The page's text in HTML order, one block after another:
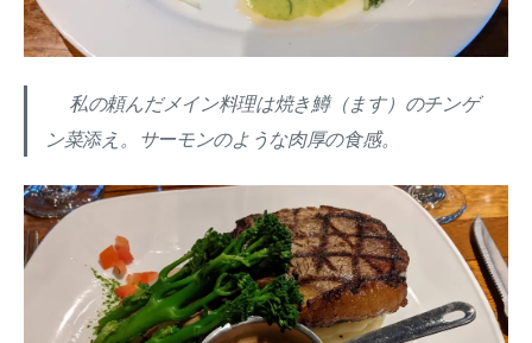
私の頼んだメイン料理は焼き鱒（ます）のチンゲ
ン菜添え。サーモンのような肉厚の食感。